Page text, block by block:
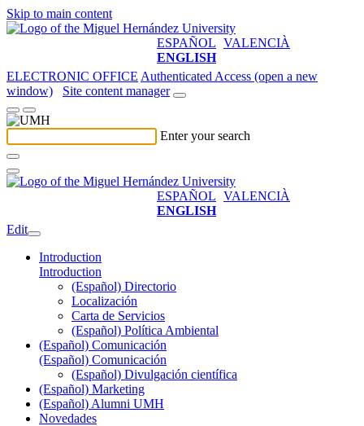
Skip to main content
ESPAÑOL VALENCIÀ
ENGLISH
ELECTRONIC OFFICE Authenticated Access (open a new
window)
Site content manager
Enter your search
ESPAÑOL VALENCIÀ
ENGLISH
Edit
Introduction
Introduction
(Español) Directorio
Localización
Carta de Servicios
(Español) Política Ambiental
(Español) Comunicación
(Español) Comunicación
(Español) Divulgación científica
(Español) Marketing
(Español) Alumni UMH
Novedades